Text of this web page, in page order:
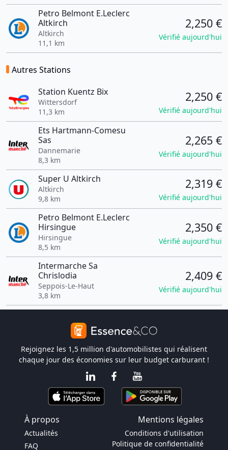
Petro Belmont E.Leclerc
Altkirch
Altkirch
11,1 km
2,250 €
Vérifié aujourd'hui
Autres Stations
Station Kuentz Bix
Wittersdorf
11,3 km
2,250 €
Vérifié aujourd'hui
Ets Hartmann-Comesu
Sas
Dannemarie
8,3 km
2,265 €
Vérifié aujourd'hui
Super U Altkirch
Altkirch
9,8 km
2,319 €
Vérifié aujourd'hui
Petro Belmont E.Leclerc
Hirsingue
Hirsingue
8,5 km
2,350 €
Vérifié aujourd'hui
Intermarche Sa
Chrislodia
Seppois-Le-Haut
3,8 km
2,409 €
Vérifié aujourd'hui
Rejoignez les 1,5 million d'automobilistes qui réalisent
chaque jour des économies sur leur budget carburant !
À propos Mentions légales
Actualités
FAQ
Conditions d'utilisation
Politique de confidentialité